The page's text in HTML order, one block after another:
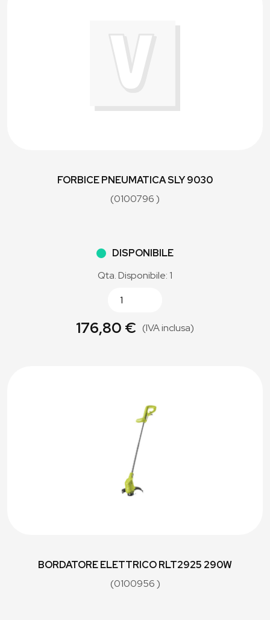
FORBICE PNEUMATICA SLY 9030
(0100796 )
DISPONIBILE
Qta. Disponibile: 1
176,80 € (IVA inclusa)
BORDATORE ELETTRICO RLT2925 290W
(0100956 )